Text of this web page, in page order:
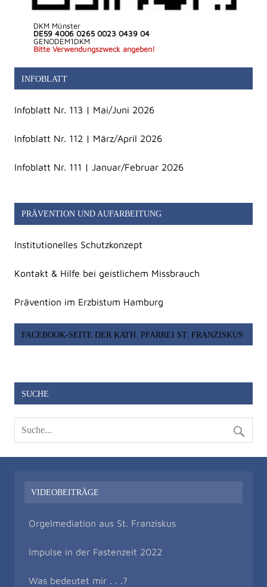
DKM Münster
DE59 4006 0265 0023 0439 04
GENODEM1DKM
Bitte Verwendungszweck angeben!
INFOBLATT
Infoblatt Nr. 113 | Mai/Juni 2026
Infoblatt Nr. 112 | März/April 2026
Infoblatt Nr. 111 | Januar/Februar 2026
PRÄVENTION UND AUFARBEITUNG
Institutionelles Schutzkonzept
Kontakt & Hilfe bei geistlichem Missbrauch
Prävention im Erzbistum Hamburg
FACEBOOK-SEITE DER KATH. PFARREI ST. FRANZISKUS
SUCHE
VIDEOBEITRÄGE
Orgelmediation aus St. Franziskus
Impulse in der Fastenzeit 2022
Was bedeutet mir . . .?